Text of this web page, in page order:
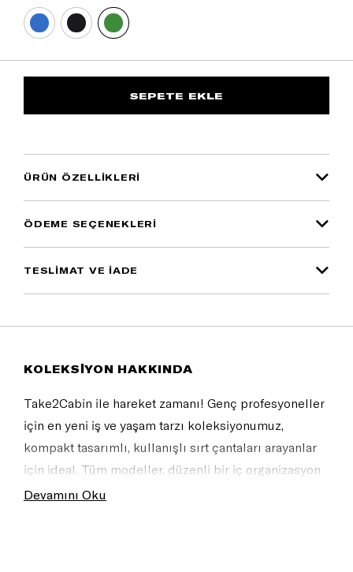
ÜRÜN ÖZELLIKLERI
ÖDEME SEÇENEKLERI
TESLİMAT VE İADE
KOLEKSİYON HAKKINDA
Take2Cabin ile hareket zamanı! Genç profesyoneller
için en yeni iş ve yaşam tarzı koleksiyonumuz,
kompakt tasarımlı, kullanışlı sırt çantaları arayanlar
için ideal. Tüm modeller, düzenli bir iç organizasyon
ve ana bölmeye kolay erişim sunar.
Devamını Oku